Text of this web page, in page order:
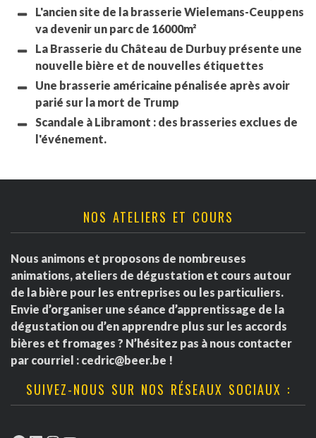
L'ancien site de la brasserie Wielemans-Ceuppens
va devenir un parc de 16000m²
La Brasserie du Château de Durbuy présente une
nouvelle bière et de nouvelles étiquettes
Une brasserie américaine pénalisée après avoir
parié sur la mort de Trump
Scandale à Libramont : des brasseries exclues de
l'événement.
NOS ATELIERS ET COURS
Nous animons et proposons de nombreuses
animations, ateliers de dégustation et cours autour
de la bière pour les entreprises ou les particuliers.
Envie d’organiser une séance d’apprentissage de la
dégustation ou d’en apprendre plus sur les accords
bières et fromages ? N’hésitez pas à nous contacter
par courriel : cedric@beer.be !
SUIVEZ-NOUS SUR NOS RÉSEAUX SOCIAUX :